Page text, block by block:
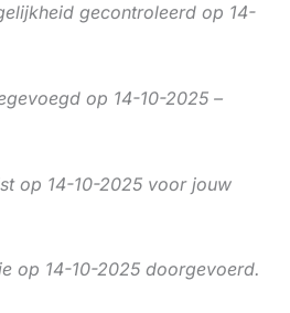
gecontroleerd op 14-
op 14-10-2025 –
op 14-10-2025 voor jouw
op 14-10-2025 doorgevoerd.